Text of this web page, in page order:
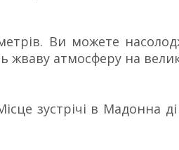
Ви можете
атмосферу на
зустрічі в